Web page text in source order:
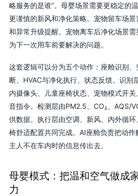
略服务的是谁”。母婴场景需要更稳定的
更谨慎的新风和净化策略。宠物留车场
和异常升级提醒。宠物离车后净化场景
为下一次用车前要解决的问题。
这套逻辑可以分为五个动作：座舱识别
断、HVAC与净化执行、状态反馈。识别
内摄像头、儿童座椅状态、宠物模式开
音指令。检测层由PM2.5、CO₂、AQS/
供数据。执行层由空调、新风、内外循
椅舒适配置共同完成。AI座舱负责把动
主人不在车内时的信息传出去。
母婴模式：把温和空气做成
力